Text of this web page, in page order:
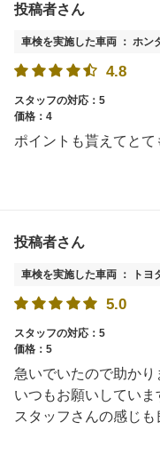
投稿者さん
車検を実施した車両 ： ホン
4.8
スタッフの対応：5
価格：4
ポイントも貰えてとて
投稿者さん
車検を実施した車両 ： トヨ
5.0
スタッフの対応：5
価格：5
急いでいたので助かり
いつもお願いしていま
スタッフさんの感じも